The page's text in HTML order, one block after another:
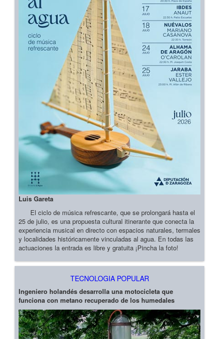
Luis Gareta
El ciclo de música refrescante, que se prolongará hasta el
25 de julio, es una propuesta cultural itinerante que conecta la
experiencia musical en directo con espacios naturales, termales
y localidades históricamente vinculadas al agua. En todas las
actuaciones la entrada es libre y gratuita ¡Pincha la foto!
TECNOLOGIA POPULAR
Ingeniero holandés desarrolla una motocicleta que
funciona con metano recuperado de los humedales